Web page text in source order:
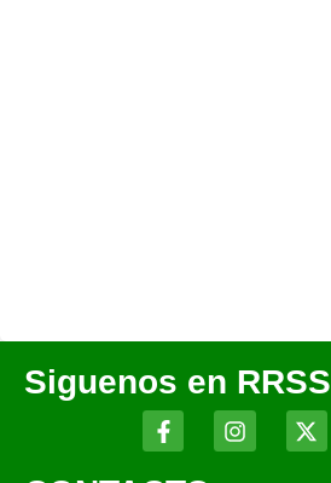
Siguenos en RRSS